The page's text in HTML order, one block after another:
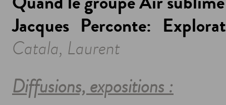
Jacques Perconte:
Catala, Laurent
Diffusions, expositions :